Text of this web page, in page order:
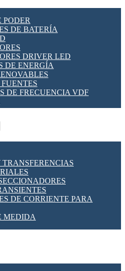
DE CABLE
IOT
WIFI
PODER
DE BATERÍA
DRIVER LED
DE ENERGÍA
DE FRECUENCIA VDF
DE CORRIENTE PARA
MEDIDA